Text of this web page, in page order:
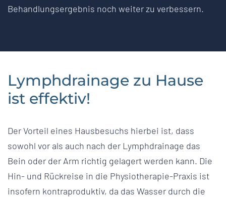
Behandlungsergebnis noch weiter zu verbessern.
Lymphdrainage zu Hause
ist effektiv!
Der Vorteil eines Hausbesuchs hierbei ist, dass
sowohl vor als auch nach der Lymphdrainage das
Bein oder der Arm richtig gelagert werden kann. Die
Hin- und Rückreise in die Physiotherapie-Praxis ist
insofern kontraproduktiv, da das Wasser durch die